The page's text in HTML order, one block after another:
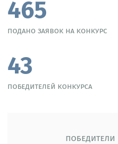
465
подано заявок на конкурс
43
победителей конкурса